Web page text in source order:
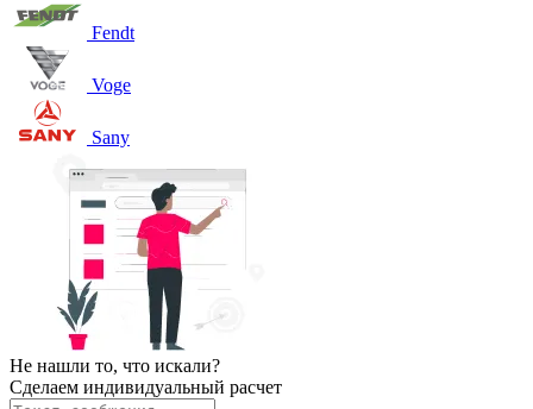
Fendt
Voge
Sany
Не нашли то, что искали?
Сделаем индивидуальный расчет